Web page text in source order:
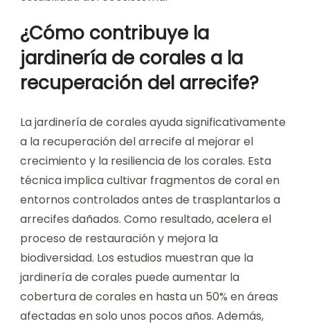
¿Cómo contribuye la
jardinería de corales a la
recuperación del arrecife?
La jardinería de corales ayuda significativamente
a la recuperación del arrecife al mejorar el
crecimiento y la resiliencia de los corales. Esta
técnica implica cultivar fragmentos de coral en
entornos controlados antes de trasplantarlos a
arrecifes dañados. Como resultado, acelera el
proceso de restauración y mejora la
biodiversidad. Los estudios muestran que la
jardinería de corales puede aumentar la
cobertura de corales en hasta un 50% en áreas
afectadas en solo unos pocos años. Además,